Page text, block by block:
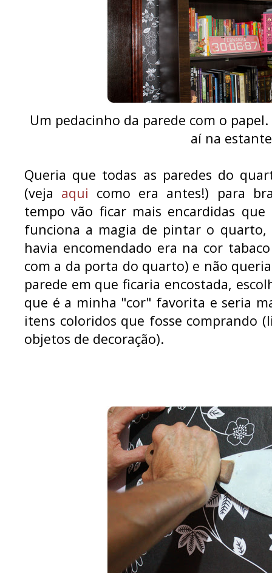
Um pedacinho da parede com o
aí na
Queria que todas as paredes do
(veja aqui como era antes!) para
tempo vão ficar mais encardidas
funciona a magia de pintar o quarto,
havia encomendado era na cor
com a da porta do quarto) e não
parede em que ficaria encostada,
que é a minha "cor" favorita e seria
itens coloridos que fosse comprando
objetos de decoração).